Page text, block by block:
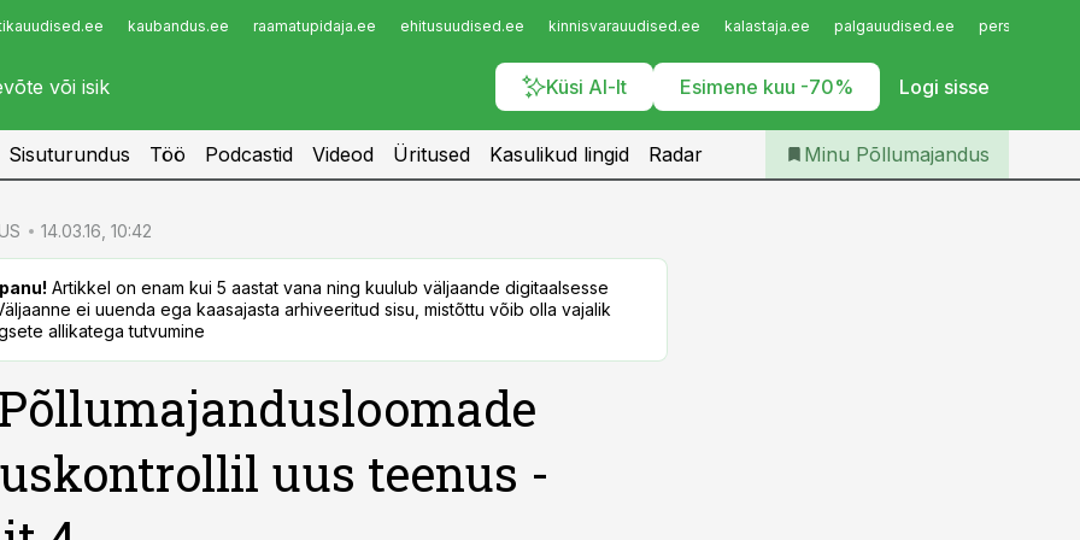
kaubandus.ee raamatupidaja.ee ehitusuudised.ee kinnisvarauudised.ee kalastaja.ee palgauudised.ee
Küsi AI-lt Esimene kuu -70% Logi sisse
Infopank
Iseteenindus
Telli Põllumajandus
Sisuturundus Töö Podcastid Videod Üritused Kasulikud lingid Radar Minu Põllumajandus
14.03.16, 10:42
Artikkel on enam kui 5 aastat vana ning kuulub väljaande digitaalsesse
ei uuenda ega kaasajasta arhiveeritud sisu, mistõttu võib olla vajalik
allikatega tutvumine
uus teenus -